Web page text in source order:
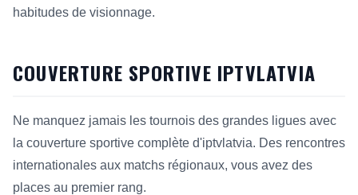
habitudes de visionnage.
COUVERTURE SPORTIVE IPTVLATVIA
Ne manquez jamais les tournois des grandes ligues avec
la couverture sportive complète d'iptvlatvia. Des rencontres
internationales aux matchs régionaux, vous avez des
places au premier rang.